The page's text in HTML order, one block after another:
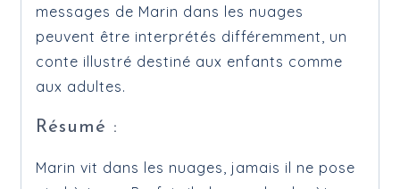
messages de Marin dans les nuages
peuvent être interprétés différemment, un
conte illustré destiné aux enfants comme
aux adultes.
Résumé :
Marin vit dans les nuages, jamais il ne pose